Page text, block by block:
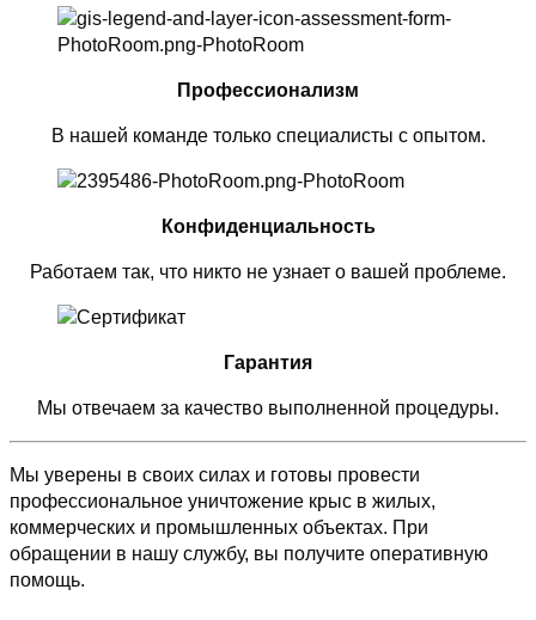
Профессионализм
В нашей команде только специалисты с опытом.
Конфиденциальность
Работаем так, что никто не узнает о вашей проблеме.
Гарантия
Мы отвечаем за качество выполненной процедуры.
Мы уверены в своих силах и готовы провести
профессиональное уничтожение крыс в жилых,
коммерческих и промышленных объектах. При
обращении в нашу службу, вы получите оперативную
помощь.